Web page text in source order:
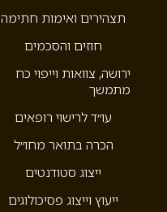
תצהירים ואימות חתימה
חוזים והסכמים
ירושה, צוואות וייפוי כח
מתמשך
עו״ד לרישוי רופאים
הכרה בתואר מחו״ל
ייצוג סטודנטים
ייעוץ וייצוג פסיכולוגים